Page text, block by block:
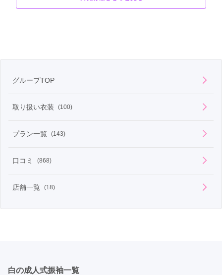
グループTOP
取り扱い衣装 (100)
プラン一覧 (143)
口コミ (868)
店舗一覧 (18)
白の成人式振袖一覧